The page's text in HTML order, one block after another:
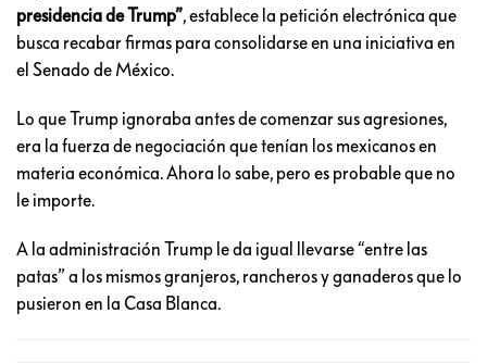
presidencia de Trump”, establece la petición electrónica que
busca recabar firmas para consolidarse en una iniciativa en
el Senado de México.
Lo que Trump ignoraba antes de comenzar sus agresiones,
era la fuerza de negociación que tenían los mexicanos en
materia económica. Ahora lo sabe, pero es probable que no
le importe.
A la administración Trump le da igual llevarse “entre las
patas” a los mismos granjeros, rancheros y ganaderos que lo
pusieron en la Casa Blanca.